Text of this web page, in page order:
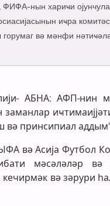
нын хариҹи
иҹра
вә мәнфи
АБНА: АФП-нин
вә принсипиал
вә Асија Футбол
мәсәләләр вә
вә зәрури